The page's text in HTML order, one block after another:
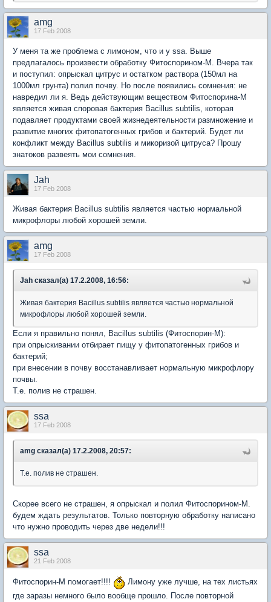
amg
17 Feb 2008
У меня та же проблема с лимоном, что и у ssa. Выше
предлагалось произвести обработку Фитоспорином-М. Вчера так
и поступил: опрыскал цитрус и остатком раствора (150мл на
1000мл грунта) полил почву. Но после появились сомнения: не
навредил ли я. Ведь действующим веществом Фитоспорина-М
является живая споровая бактерия Bacіllus subtіlіs, которая
подавляет продуктами своей жизнедеятельности размножение и
развитие многих фитопатогенных грибов и бактерий. Будет ли
конфликт между Bacіllus subtіlіs и микоризой цитруса? Прошу
знатоков развеять мои сомнения.
Jah
17 Feb 2008
Живая бактерия Bacillus subtilis является частью нормальной
микрофлоры любой хорошей земли.
amg
17 Feb 2008
Jah сказал(а) 17.2.2008, 16:56:
Живая бактерия Bacillus subtilis является частью нормальной
микрофлоры любой хорошей земли.
Если я правильно понял, Bacillus subtilis (Фитоспорин-М):
при опрыскивании отбирает пищу у фитопатогенных грибов и
бактерий;
при внесении в почву восстанавливает нормальную микрофлору
почвы.
Т.е. полив не страшен.
ssa
17 Feb 2008
amg сказал(а) 17.2.2008, 20:57:
Т.е. полив не страшен.
Скорее всего не страшен, я опрыскал и полил Фитоспорином-М.
будем ждать результатов. Только повторную обработку написано
что нужно проводить через две недели!!!
ssa
21 Feb 2008
Фитоспорин-М помогает!!!!
Лимону уже лучше, на тех листьях
где заразы немного было вообще прошло. После повторной